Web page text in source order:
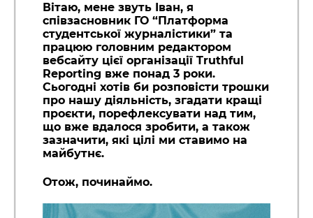
Вітаю, мене звуть Іван, я
співзасновник ГО “Платформа
студентської журналістики” та
працюю головним редактором
вебсайту цієї організації Truthful
Reporting вже понад 3 роки.
Сьогодні хотів би розповісти трошки
про нашу діяльність, згадати кращі
проєкти, порефлексувати над тим,
що вже вдалося зробити, а також
зазначити, які цілі ми ставимо на
майбутнє.
Отож, починаймо.